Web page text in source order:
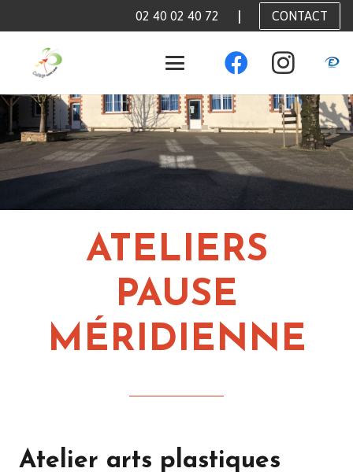
02 40 02 40 72 | CONTACT
ATELIERS
PAUSE
MÉRIDIENNE
Atelier arts plastiques